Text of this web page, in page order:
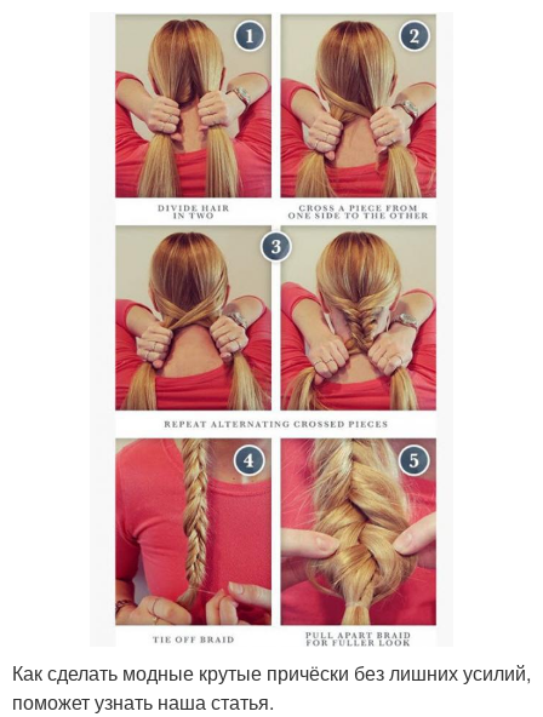
Как сделать модные крутые причёски без лишних усилий,
поможет узнать наша статья.